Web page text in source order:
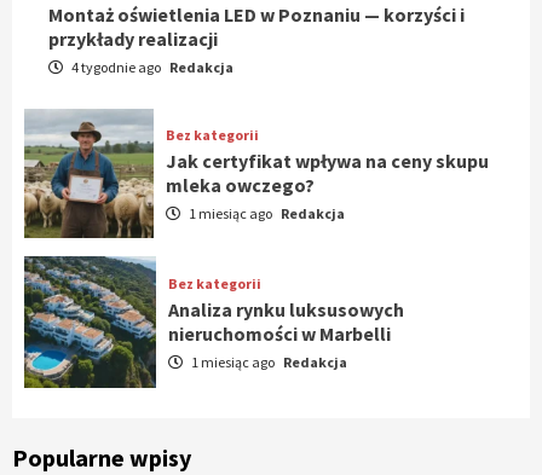
Montaż oświetlenia LED w Poznaniu — korzyści i
przykłady realizacji
4 tygodnie ago Redakcja
Bez kategorii
Jak certyfikat wpływa na ceny skupu
mleka owczego?
1 miesiąc ago Redakcja
Bez kategorii
Analiza rynku luksusowych
nieruchomości w Marbelli
1 miesiąc ago Redakcja
Popularne wpisy